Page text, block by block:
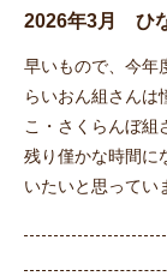
2026年3月 ひ
早いもので、今年
らいおん組さんは
こ・さくらんぼ組
残り僅かな時間に
いたいと思ってい